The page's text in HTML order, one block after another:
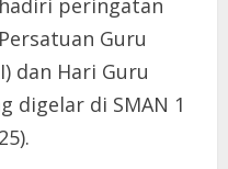
Guru
dan Hari Guru
digelar di SMAN 1